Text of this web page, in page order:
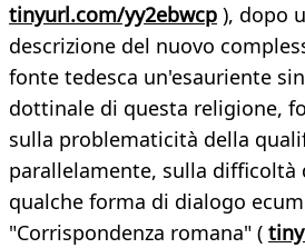
tinyurl.com/yy2ebwcp ), dopo
descrizione del nuovo
fonte tedesca un'esauriente
dottinale di questa religione,
sulla problematicità della
parallelamente, sulla difficoltà
qualche forma di dialogo
"Corrispondenza romana" (